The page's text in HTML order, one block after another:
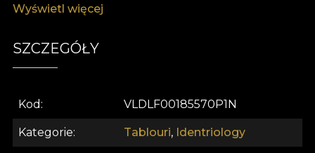
contemporane în căutarea de adâncime și intrigă.
avangardist cu o notă istorică.
Wyświetl więcej
SZCZEGÓŁY
Kod VLDLF00185570P1N
Kategorie Tablouri, Identriology